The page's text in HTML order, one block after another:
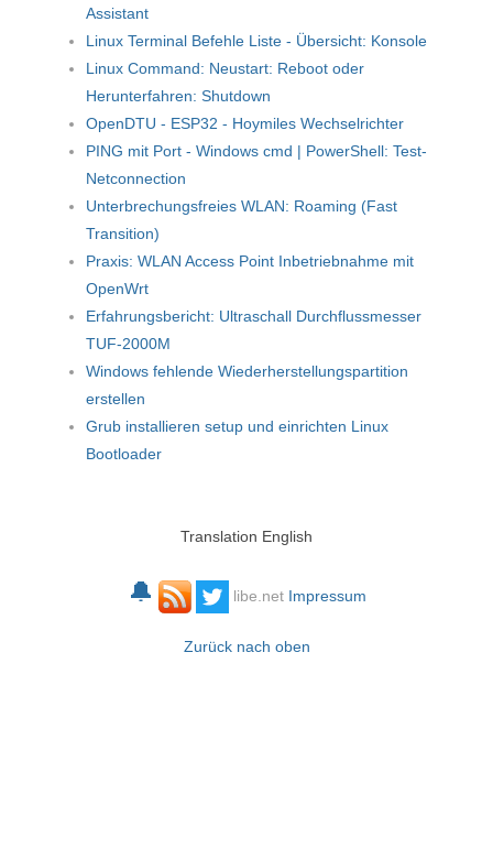
Assistant
Linux Terminal Befehle Liste - Übersicht: Konsole
Linux Command: Neustart: Reboot oder
Herunterfahren: Shutdown
OpenDTU - ESP32 - Hoymiles Wechselrichter
PING mit Port - Windows cmd | PowerShell: Test-
Netconnection
Unterbrechungsfreies WLAN: Roaming (Fast
Transition)
Praxis: WLAN Access Point Inbetriebnahme mit
OpenWrt
Erfahrungsbericht: Ultraschall Durchflussmesser
TUF-2000M
Windows fehlende Wiederherstellungspartition
erstellen
Grub installieren setup und einrichten Linux
Bootloader
Translation English
🔔 libe.net Impressum
Zurück nach oben